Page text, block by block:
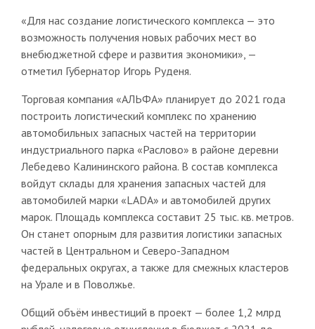
«Для нас создание логистического комплекса — это
возможность получения новых рабочих мест во
внебюджетной сфере и развития экономики», —
отметил Губернатор Игорь Руденя.
Торговая компания «АЛЬФА» планирует до 2021 года
построить логистический комплекс по хранению
автомобильных запасных частей на территории
индустриального парка «Раслово» в районе деревни
Лебедево Калининского района. В состав комплекса
войдут склады для хранения запасных частей для
автомобилей марки «LADA» и автомобилей других
марок. Площадь комплекса составит 25 тыс. кв. метров.
Он станет опорным для развития логистики запасных
частей в Центральном и Северо-Западном
федеральных округах, а также для смежных кластеров
на Урале и в Поволжье.
Общий объём инвестиций в проект — более 1,2 млрд